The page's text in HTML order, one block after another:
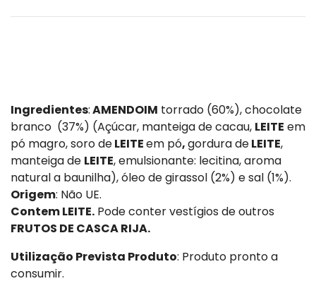
Ingredientes:AMENDOIM torrado (60%), chocolate
branco (37%) (Açúcar, manteiga de cacau, LEITE em
pó magro, soro deLEITEem pó,gordura deLEITE,
manteiga de LEITE, emulsionante: lecitina, aroma
natural a baunilha), óleo de girassol (2%) e sal (1%).
Origem: Não UE.
Contem LEITE. Pode conter vestígios de outros
FRUTOS DE CASCA RIJA.
Utilização Prevista Produto: Produto pronto a
consumir.